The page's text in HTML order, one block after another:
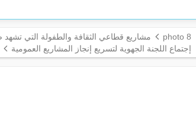
photo 8
مشاريع قطاعي الثقافة والطفولة التي
إجتماع اللجنة الجهوية لتسريع إنجاز المشاريع العمومية